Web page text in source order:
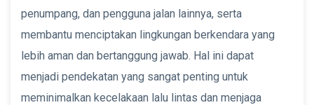
penumpang, dan pengguna jalan lainnya, serta
membantu menciptakan lingkungan berkendara yang
lebih aman dan bertanggung jawab. Hal ini dapat
menjadi pendekatan yang sangat penting untuk
meminimalkan kecelakaan lalu lintas dan menjaga